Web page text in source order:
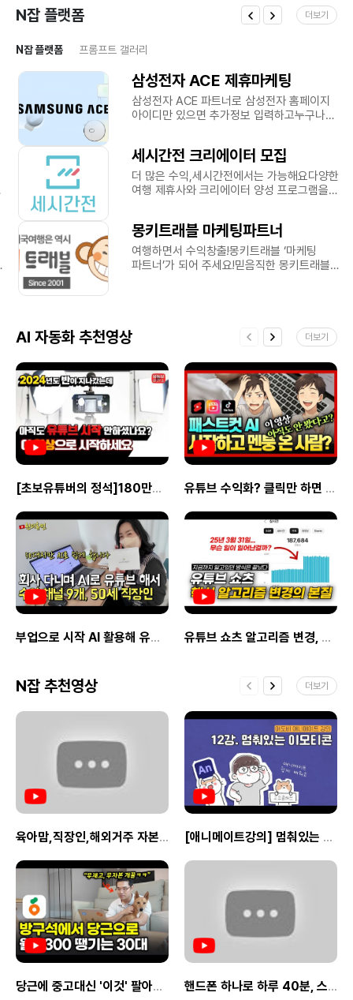
N잡 플랫폼
N잡 플랫폼 프롬프트 갤러리
더보기
올리브영
getPlanShopDetail.do?
creator
네이버
creator
삼성전자 ACE 제휴마케팅
삼성전자 ACE 파트너로 삼성전자 홈페이지
아이디만 있으면 추가정보 입력하고누구나
혜택판매금액의 3%수수료 지급ACE의
홍보로 제품이 판매되면 3% 수수료가
적립되어입력한 계좌를 통해 지급됩니다.추가
혜택을 제공합니다.ACE 활동 방법가입부터
활동까지 손쉬운 ACE, 지금 삼성전자
사업자몰과 함께하세요.삼성 계정만
있다면추가 정보를 입력하고ACE 가입
창출3% 이외의 추가 수수료는내부 정책에
따라 일정 및 조건이 달라질 수 있습니다.
ACE <= 클릭
세시간전 크리에이터 모집
더 많은 수익,세시간전에서는 가능해요다양한
여행 제휴사와 크리에이터 양성 프로그램을
<- 클릭왜 세시간전 인가요? 다양한
제휴링크를 한번에 만들고 관리할 수 있어요
10개 이상의 제휴링크를 만들고 최대 10%의
높은 수수료와 링크별 판매 관리를 손쉽게 할
통해 처음 시작하신분들도 고수익
크리에이터가 되실 수 있어요 크리에이터
성장 이미지 더 싸게 여행하고, 더 많은
수익을 낼 수 있어요 세시간전에서만
제공하는 쿠폰이나 프로모션을 통해 여행과
수익에 도움을 드려요세시간전
사용법Step1제휴링크를 만들어요!
제휴사이트 상품페이지에서 상품
링크를복사한 뒤 세시간전 스튜디오에
붙여넣으면제휴링크를 만들 수 있어요사용법
만든 제휴링크를 본인의 SNS 콘텐츠본문
두번째자세한내용은 세시간전 크리에이터 <-
를 참고해주세요.
몽키트래블 마케팅파트너
여행하면서 수익창출!몽키트래블 ‘마케팅
파트너’가 되어 주세요!믿음직한 몽키트래블
모집합니다.몽키트래블을 추천해 주시는
고객님, 크리에이터, 인플루언서 여러분께
수익을 나눠 드리고 싶어요.파트너
신청링크 <= 클릭몽키트래블 마케팅
파트너가 되면 좋은 점1. 첫 콘텐츠 발행 보상
포인트 제공​2. 여행 지원금 제공3. 월간
최우수 활동 파트너 보상 제공4. 몽키트래블
직영 투어 무료 제공5. 우수 파트너 대상 여행
팸트립 제공​6. 몽키트래블 온/오프라인 행사
시 우선 참여 기회 제공​7. 연말 파트너의 밤
제공9. 그 밖에 다양한 혜택 지원수익 창출
및 제휴 링크 생성​STEP 3자신의 SNS
채널에 여행 콘텐츠와 함께 제휴 링크 업로드​
STEP 4방문자가 링크를 클릭한 뒤 예약 후
이용 완료​STEP 5여행 완료 후 수익 정산※
2025년 8월까지 진행되는 제휴 마케팅 베타
프로그램이며, 이후 정식 프로그램 오픈 시
자동 연장돼요.※ 인플루언서가 아니어도
있어요.※ 태국, 베트남, 대만, 필리핀, 괌,
사이판 여행을 좋아하시는 분이라면 더욱
바로 활동하실 수 있어요.Q.수익은 얼마나
지급 되나요?A.상품 종류와 가격에 상관없이
파트너는 활동 실적에 따라 상향 될 수
있어요.Q.수익이 적용되는 대상 상품의
범위는 어떻게 되나요?A.항공 포함 패키지
상품을 제외한 몽키트래블에서 서비스하는
모든 국가의 상품이 대상이에요.Q.수익 산정
기준은 어떻게 되나요?A. 링크를 클릭한 후
몽키트래블 사이트에서 7일 이내 예약 및
산정됩니다.Q.수익은 어떻게 정산 받을 수
있나요?A. 월간 정산 확정 후 익월 25일
이내에 원천세 공제된 금액을 계좌로 송금해
드려요. (수익 정산을 위해 신분증과 본인
명의의 국내 계좌 정보 필수 제출)정산 금액이
10만 원 미만인 경우 익월로 이월 되며
원하시는 경우 몽키트래블 포인트로 적립
받을 수 있어요.Q.우수 활동파트너는 어떻게
선정되나요?A. 몽키트래블 상품 홍보 활동에
적극적으로 참여하고 누적된 수익을 통해
공지해 드릴게요.Q.여행 지원 포인트, 무료
AI 자동화 추천영상 더보기
[초보유튜버의 정석]180만명이 시청한 유튜브 시작의 정석 몰아보기 | 유튜브 훈련소 베스트 콜렉션 유튜브 수익화? 클릭만 하면 끝! 상품 영상 자동 생성하는 법 패스트컷AI 상품 리뷰 영상 만들기 총정리
부업으로 시작 AI 활용해 유튜브 수익 채널만 9개 만든 50세 직장인 유튜브 쇼츠 알고리즘 변경, 99%가 모르는 진짜 본질을 ChatGPT로 찾아봤습니다.
N잡 추천영상 더보기
육아맘,직장인,해외거주 자본금 없이【하루 10분이면】할 수 있는 블루오션 꿀 부업 [애니메이트강의] 멈춰있는 이모티콘 만들기
당근에 중고대신 '이것' 팔아서 월 순수익 2300만원 버는 30대 사장님 핸드폰 하나로 하루 40분, 스레드에 글써서 월 300 버는 30대 (직장인 부업, 초보 가능)